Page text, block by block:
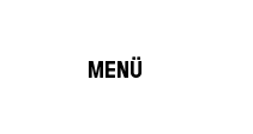
MENÜ